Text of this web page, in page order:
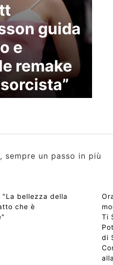
guida
e
remake
sempre un passo in più
"La bellezza della
che è
Ti
di